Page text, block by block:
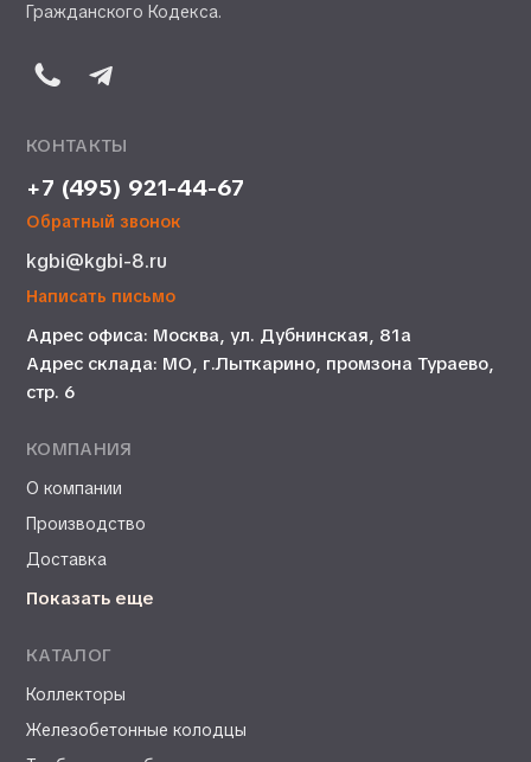
Гражданского Кодекса.
КОНТАКТЫ
+7 (495) 921-44-67
Обратный звонок
kgbi@kgbi-8.ru
Написать письмо
Адрес офиса: Москва, ул. Дубнинская, 81а
Адрес склада: МО, г.Лыткарино, промзона Тураево,
стр. 6
КОМПАНИЯ
О компании
Производство
Доставка
Показать еще
КАТАЛОГ
Коллекторы
Железобетонные колодцы